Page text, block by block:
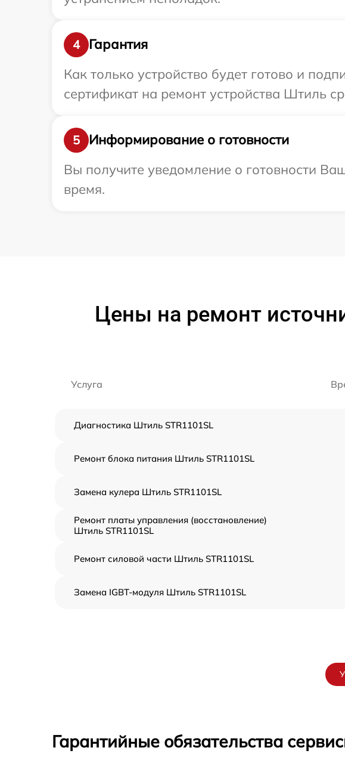
4
Гарантия
Как только устройство будет готово и
сертификат на ремонт устройства Штиль
5
Информирование о готовности
Вы получите уведомление о готовности
время.
Цены на ремонт
Услуга
Диагностика Штиль STR1101SL
Ремонт блока питания Штиль STR1101SL
Замена кулера Штиль STR1101SL
Ремонт платы управления (восстановление)
Штиль STR1101SL
Ремонт силовой части Штиль STR1101SL
Замена IGBT-модуля Штиль STR1101SL
Гарантийные обязательства